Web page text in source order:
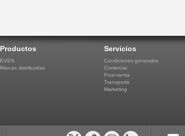
Productos
EVEN
Marcas distribuidas
Servicios
Condiciones generales
Comercial
Post-venta
Transporte
Marketing